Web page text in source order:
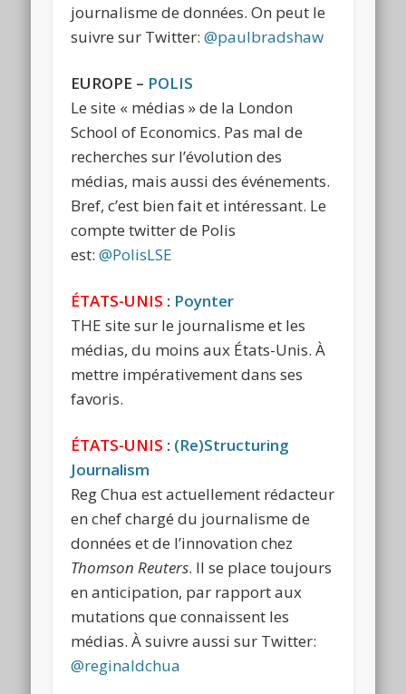
journalisme de données. On peut le
suivre sur Twitter:@paulbradshaw
EUROPE – POLIS
Le site « médias » de la London
School of Economics. Pas mal de
recherches sur l’évolution des
médias, mais aussi des événements.
Bref, c’est bien fait et intéressant. Le
compte twitter de Polis
est:@PolisLSE
ÉTATS-UNIS : Poynter
THE site sur le journalisme et les
médias, du moins aux États-Unis. À
mettre impérativement dans ses
favoris.
ÉTATS-UNIS : (Re)Structuring
Journalism
Reg Chua est actuellement rédacteur
en chef chargé du journalisme de
données et de l’innovation chez
Thomson Reuters. Il se place toujours
en anticipation, par rapport aux
mutations que connaissent les
médias. À suivre aussi sur Twitter:
@reginaldchua